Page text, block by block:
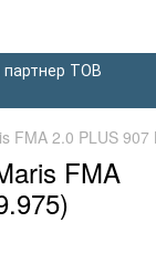
партнер ТОВ
FMA 2.0 PLUS
FMA